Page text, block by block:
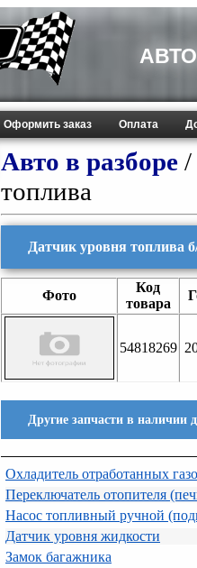
Оформить заказ Оплата
Авто в разборе /
топлива
Датчик уровня топлива
Фото
Код
товара
54818269
Другие запчасти в наличии
Охладитель отработанных
Переключатель отопителя
Насос топливный ручной
Датчик уровня жидкости
Замок багажника